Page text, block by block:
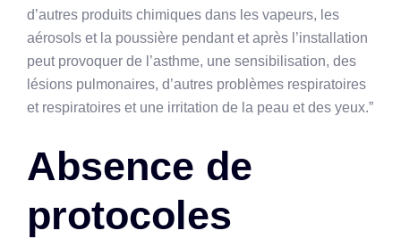
d’autres produits chimiques dans les vapeurs, les
aérosols et la poussière pendant et après l’installation
peut provoquer de l’asthme, une sensibilisation, des
lésions pulmonaires, d’autres problèmes respiratoires
et respiratoires et une irritation de la peau et des yeux.”
Absence de
protocoles